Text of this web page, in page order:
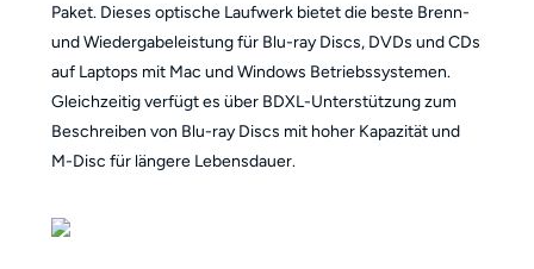
Paket. Dieses optische Laufwerk bietet die beste Brenn-
und Wiedergabeleistung für Blu-ray Discs, DVDs und CDs
auf Laptops mit Mac und Windows Betriebssystemen.
Gleichzeitig verfügt es über BDXL-Unterstützung zum
Beschreiben von Blu-ray Discs mit hoher Kapazität und
M-Disc für längere Lebensdauer.